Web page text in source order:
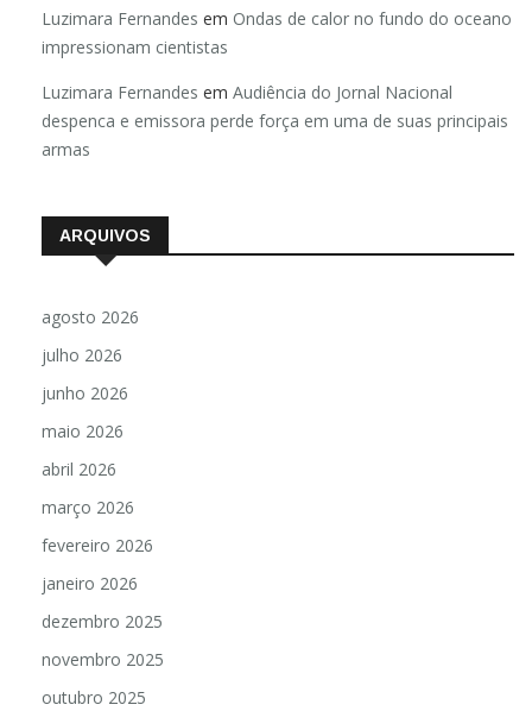
Luzimara Fernandes em Ondas de calor no fundo do oceano
impressionam cientistas
Luzimara Fernandes em Audiência do Jornal Nacional
despenca e emissora perde força em uma de suas principais
armas
ARQUIVOS
agosto 2026
julho 2026
junho 2026
maio 2026
abril 2026
março 2026
fevereiro 2026
janeiro 2026
dezembro 2025
novembro 2025
outubro 2025